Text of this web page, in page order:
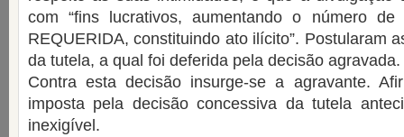
com “fins lucrativos, aumentando o número
REQUERIDA, constituindo ato ilícito”. Postularam
da tutela, a qual foi deferida pela decisão agravada.
Contra esta decisão insurge-se a agravante.
imposta pela decisão concessiva da tutela
inexigível.